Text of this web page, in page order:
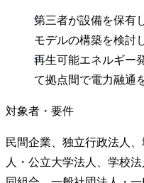
第三者が設備を保有
モデルの構築を検討
再生可能エネルギー
て拠点間で電力融通
対象者・要件
民間企業、独立行政法人
人・公立大学法人、学校